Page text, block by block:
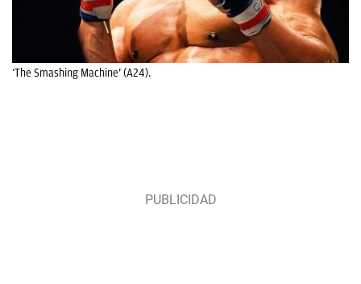
‘The Smashing Machine’ (A24).